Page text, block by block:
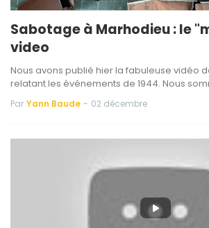
Sabotage à Marhodieu : le
video
Nous avons publié hier la fabuleuse vidéo
relatant les événements de 1944. Nous
Par Yann Baude - 02 décembre